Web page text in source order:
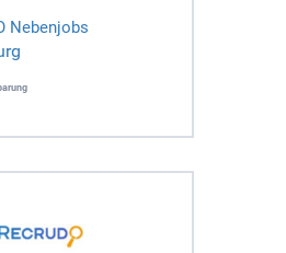
Nebenjobs